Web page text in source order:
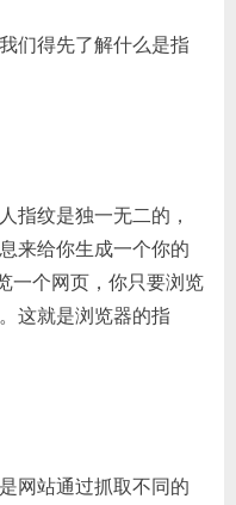
我们得先了解什么是指
指纹是独一无二的，
来给你生成一个你的
一个网页，你只要浏览
这就是浏览器的指
网站通过抓取不同的